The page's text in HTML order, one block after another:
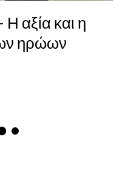
αξία και η
ηρώων